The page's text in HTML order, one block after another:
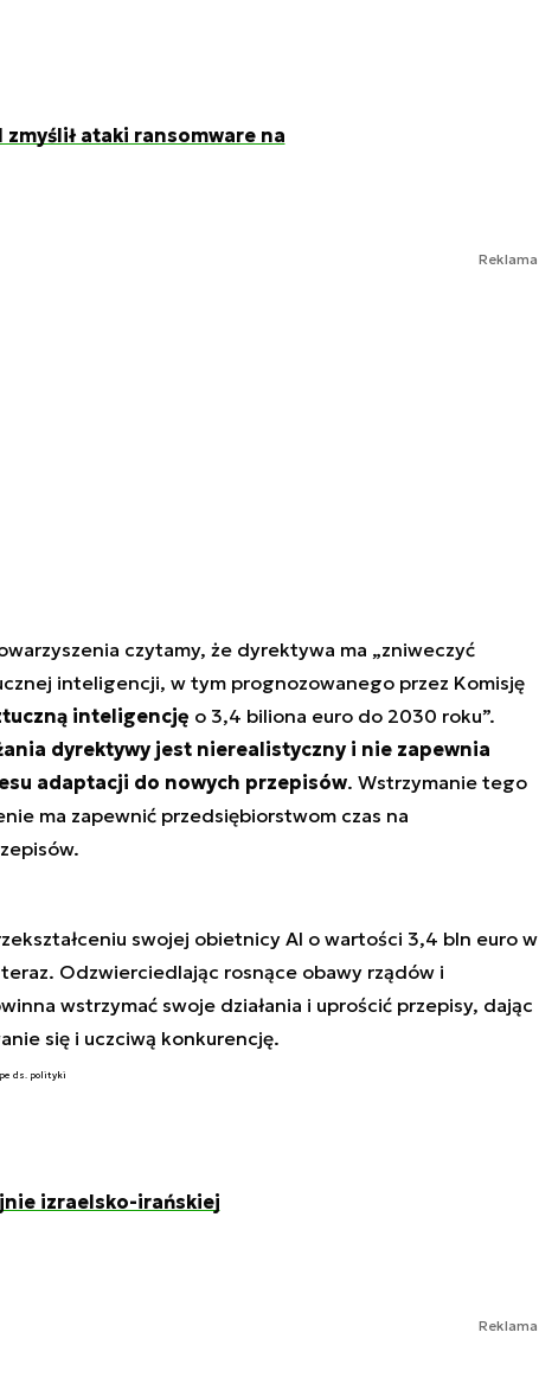
ataki ransomware na
Reklama
czytamy, że dyrektywa ma „zniweczyć
inteligencji, w tym prognozowanego przez Komisję
inteligencję o 3,4 biliona euro do 2030 roku”.
dyrektywy jest nierealistyczny i nie zapewnia
adaptacji do nowych przepisów. Wstrzymanie tego
ma zapewnić przedsiębiorstwom czas na
swojej obietnicy AI o wartości 3,4 bln euro w
Odzwierciedlając rosnące obawy rządów i
wstrzymać swoje działania i uprościć przepisy, dając
się i uczciwą konkurencję.
ds. polityki
izraelsko-irańskiej
Reklama